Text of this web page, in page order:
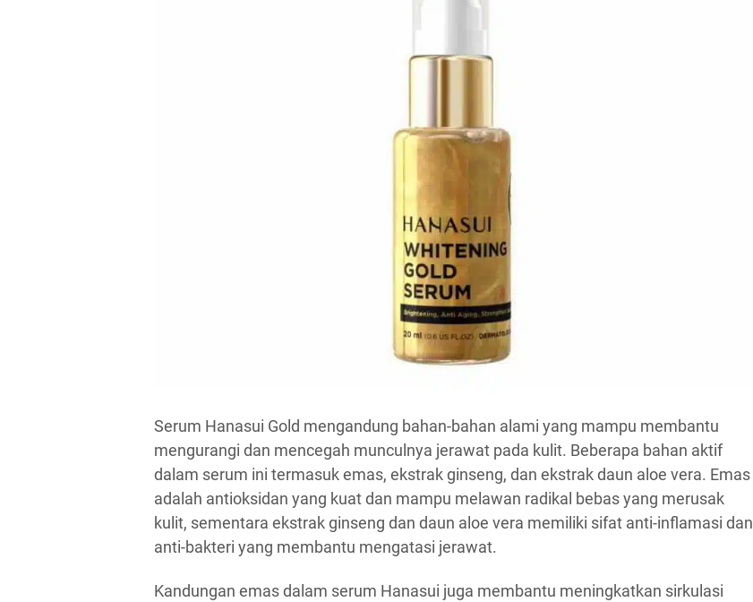
Serum Hanasui Gold mengandung bahan-bahan alami yang mampu membantu
mengurangi dan mencegah munculnya jerawat pada kulit. Beberapa bahan aktif
dalam serum ini termasuk emas, ekstrak ginseng, dan ekstrak daun aloe vera. Emas
adalah antioksidan yang kuat dan mampu melawan radikal bebas yang merusak
kulit, sementara ekstrak ginseng dan daun aloe vera memiliki sifat anti-inflamasi dan
anti-bakteri yang membantu mengatasi jerawat.
Kandungan emas dalam serum Hanasui juga membantu meningkatkan sirkulasi